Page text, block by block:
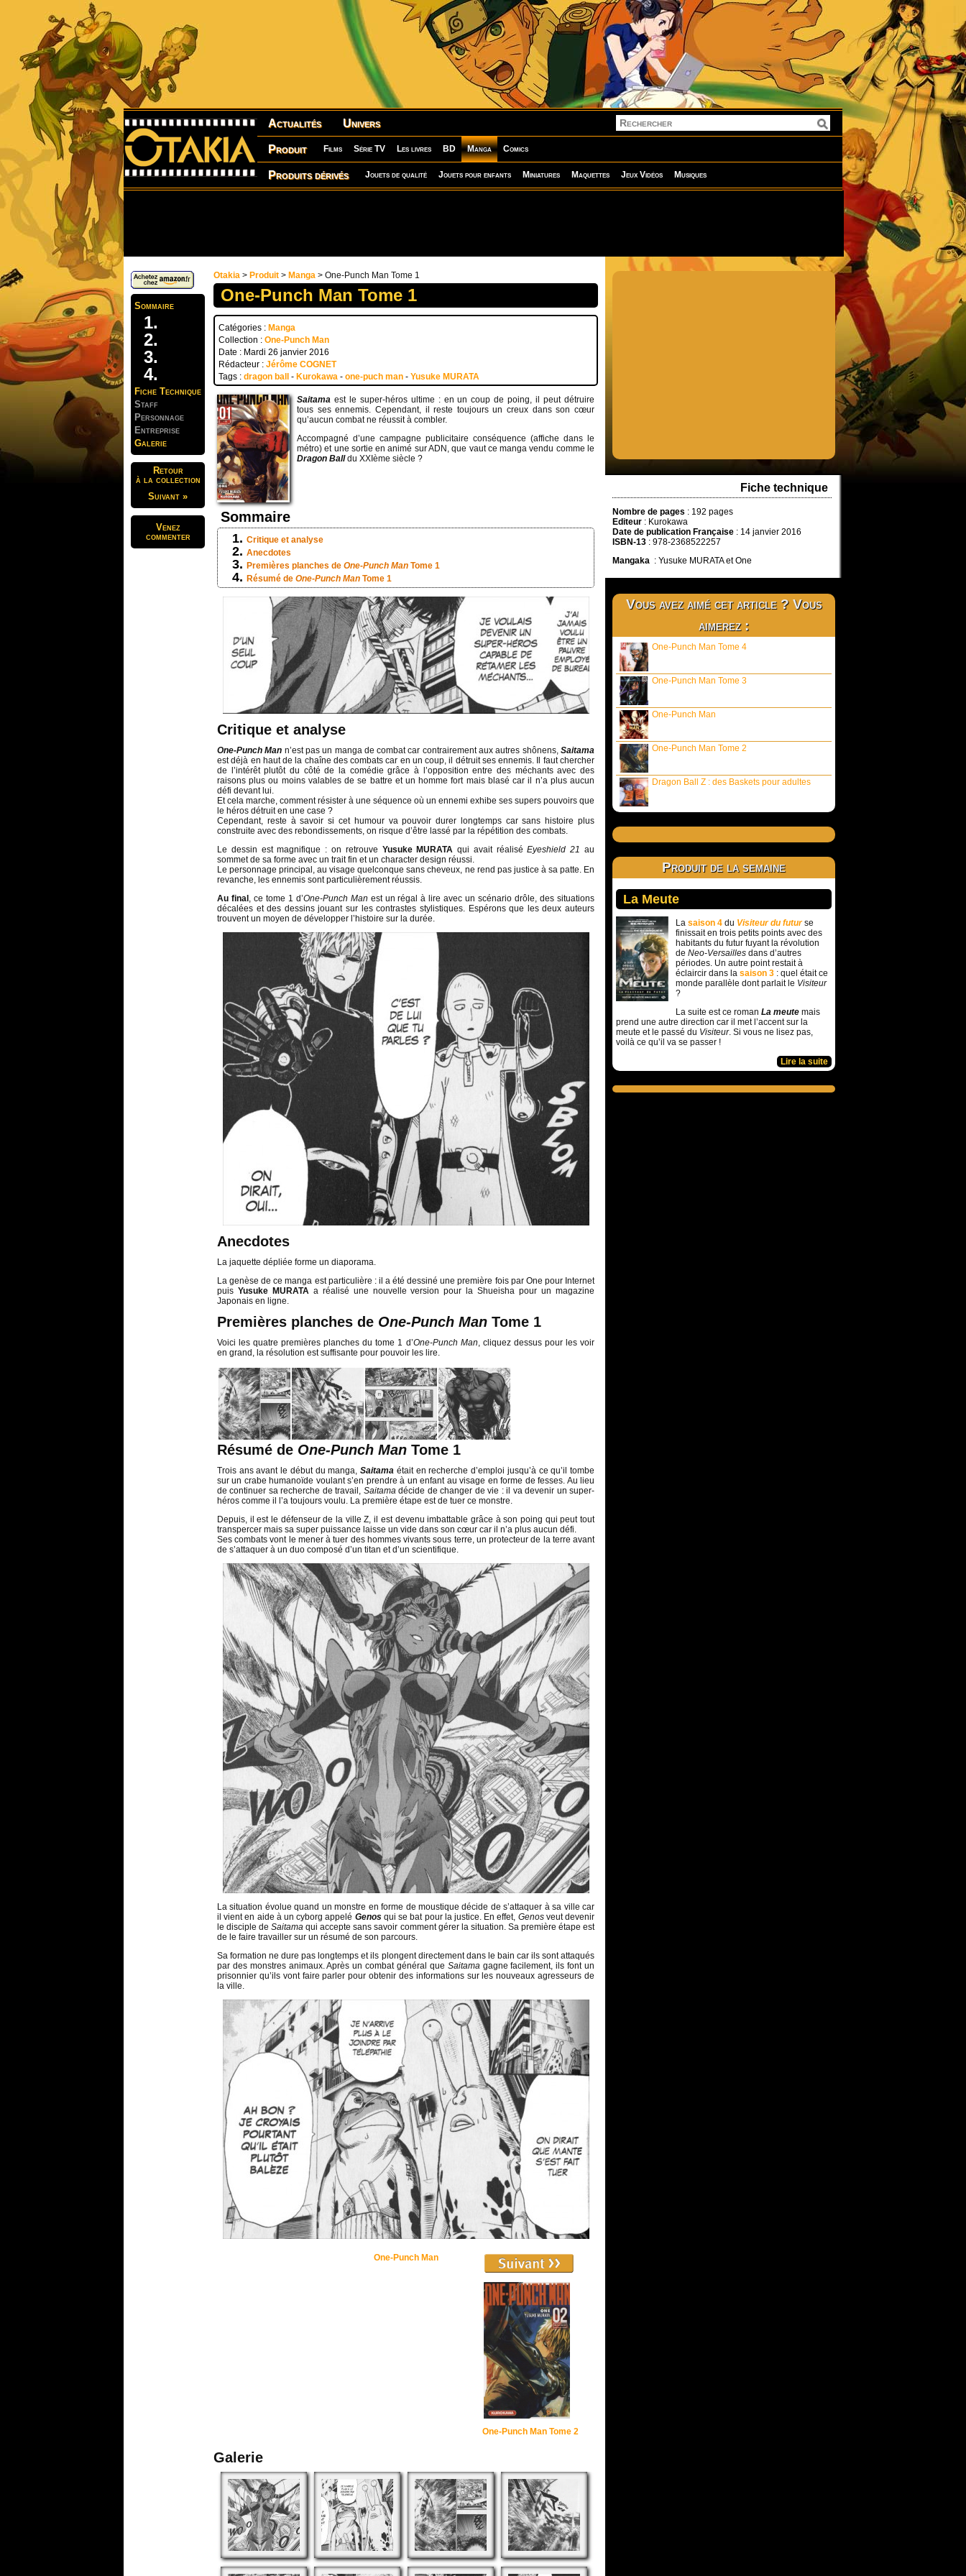
Actualités Univers
Produit Films Série TV Les livres BD Manga Comics
Produits dérivés Jouets de qualité Jouets pour enfants Miniatures Maquettes Jeux Vidéos Musiques
Sommaire
Fiche Technique
Staff
Personnage
Entreprise
Galerie
Retour
à la collection
Suivant »
Venez
commenter
Otakia > Produit > Manga > One-Punch Man Tome 1
One-Punch Man Tome 1
Catégories : Manga
Collection : One-Punch Man
Date : Mardi 26 janvier 2016
Rédacteur : Jérôme COGNET
Tags : dragon ball - Kurokawa - one-puch man - Yusuke MURATA
Saitama est le super-héros ultime : en un coup de poing, il peut détruire
tous ses ennemis. Cependant, il reste toujours un creux dans son cœur
qu’aucun combat ne réussit à combler.
Accompagné d’une campagne publicitaire conséquence (affiche dans le
métro) et une sortie en animé sur ADN, que vaut ce manga vendu comme le
Dragon Balldu XXIème siècle ?
Sommaire
Critique et analyse
Anecdotes
Premières planches de One-Punch Man Tome 1
Résumé de One-Punch Man Tome 1
Critique et analyse
One-Punch Man n’est pas un manga de combat car contrairement aux autres shônens,Saitama
est déjà en haut de la chaîne des combats car en un coup, il détruit ses ennemis. Il faut chercher
de l’intérêt plutôt du côté de la comédie grâce à l’opposition entre des méchants avec des
raisons plus ou moins valables de se battre et un homme fort mais blasé car il n’a plus aucun
défi devant lui.
Et cela marche, comment résister à une séquence où un ennemi exhibe ses supers pouvoirs que
le héros détruit en une case ?
Cependant, reste à savoir si cet humour va pouvoir durer longtemps car sans histoire plus
construite avec des rebondissements, on risque d’être lassé par la répétition des combats.
Le dessin est magnifique : on retrouve Yusuke MURATA qui avait réaliséEyeshield 21 au
sommet de sa forme avec un trait fin et un character design réussi.
Le personnage principal, au visage quelconque sans cheveux, ne rend pas justice à sa patte. En
revanche, les ennemis sont particulièrement réussis.
Au final , ce tome 1 d’One-Punch Man est un régal à lire avec un scénario drôle, des situations
décalées et des dessins jouant sur les contrastes stylistiques. Espérons que les deux auteurs
trouvent un moyen de développer l’histoire sur la durée.
Anecdotes
La jaquette dépliée forme un diaporama.
La genèse de ce manga est particulière : il a été dessiné une première fois par One pour Internet
puis Yusuke MURATAa réalisé une nouvelle version pour la Shueisha pour un magazine
Japonais en ligne.
Premières planches de One-Punch Man Tome 1
Voici les quatre premières planches du tome 1 d’One-Punch Man, cliquez dessus pour les voir
en grand, la résolution est suffisante pour pouvoir les lire.
Résumé de One-Punch Man Tome 1
Trois ans avant le début du manga,Saitama était en recherche d’emploi jusqu’à ce qu’il tombe
sur un crabe humanoïde voulant s’en prendre à un enfant au visage en forme de fesses. Au lieu
de continuer sa recherche de travail, Saitamadécide de changer de vie : il va devenir un super-
héros comme il l’a toujours voulu. La première étape est de tuer ce monstre.
Depuis, il est le défenseur de la ville Z, il est devenu imbattable grâce à son poing qui peut tout
transpercer mais sa super puissance laisse un vide dans son cœur car il n’a plus aucun défi.
Ses combats vont le mener à tuer des hommes vivants sous terre, un protecteur de la terre avant
de s’attaquer à un duo composé d’un titan et d’un scientifique.
La situation évolue quand un monstre en forme de moustique décide de s’attaquer à sa ville car
il vient en aide à un cyborg appelé Genosqui se bat pour la justice. En effet, Genosveut devenir
le disciple deSaitama qui accepte sans savoir comment gérer la situation. Sa première étape est
de le faire travailler sur un résumé de son parcours.
Sa formation ne dure pas longtemps et ils plongent directement dans le bain car ils sont attaqués
par des monstres animaux. Après un combat général que Saitamagagne facilement, ils font un
prisonnier qu’ils vont faire parler pour obtenir des informations sur les nouveaux agresseurs de
la ville.
One-Punch Man
One-Punch Man Tome 2
Galerie
Fiche technique
Nombre de pages : 192 pages
Editeur : Kurokawa
Date de publication Française : 14 janvier 2016
ISBN-13 : 978-2368522257
Mangaka : Yusuke MURATA et One
Vous avez aimé cet article ? Vous
aimerez :
One-Punch Man Tome 4
One-Punch Man Tome 3
One-Punch Man
One-Punch Man Tome 2
Dragon Ball Z : des Baskets pour adultes
Produit de la semaine
La Meute
La saison 4 du Visiteur du futurse
finissait en trois petits points avec des
habitants du futur fuyant la révolution
de Neo-Versailles dans d’autres
périodes. Un autre point restait à
éclaircir dans la saison 3 : quel était ce
monde parallèle dont parlait le Visiteur
?
La suite est ce roman La meute mais
prend une autre direction car il met l’accent sur la
meute et le passé du Visiteur. Si vous ne lisez pas,
voilà ce qu’il va se passer !
Lire la suite